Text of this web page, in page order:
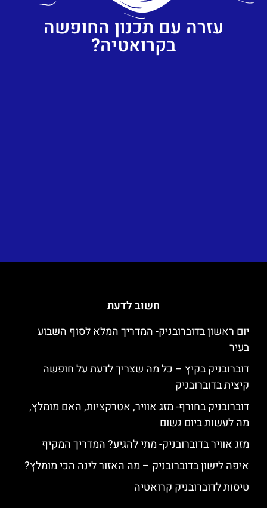
עזרה עם תכנון החופשה
בקרואטיה?
חשוב לדעת
יום ראשון בדוברובניק- המדריך המלא לסוף השבוע
בעיר
דוברובניק בקיץ – כל מה שצריך לדעת על חופשה
קיצית בדוברובניק
דוברובניק בחורף- מזג אוויר, אטרקציות, האם מומלץ,
מה לעשות ביום גשום
מזג אוויר בדוברובניק- מתי להגיע? המדריך המקיף
איפה לישון בדוברובניק – מה האזור לינה הכי מומלץ?
טיסות לדוברובניק קרואטיה